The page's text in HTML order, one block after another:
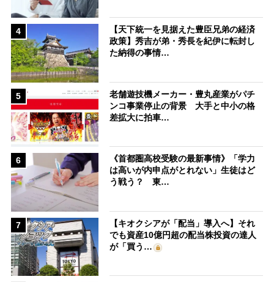
4
【天下統一を見据えた豊臣兄弟の経済
政策】秀吉が弟・秀長を紀伊に転封し
た納得の事情…
5
老舗遊技機メーカー・豊丸産業がパチ
ンコ事業停止の背景 大手と中小の格
差拡大に拍車…
6
《首都圏高校受験の最新事情》「学力
は高いが内申点がとれない」生徒はど
う戦う？ 東…
7
【キオクシアが「配当」導入へ】それ
でも資産10億円超の配当株投資の達人
が「買う…